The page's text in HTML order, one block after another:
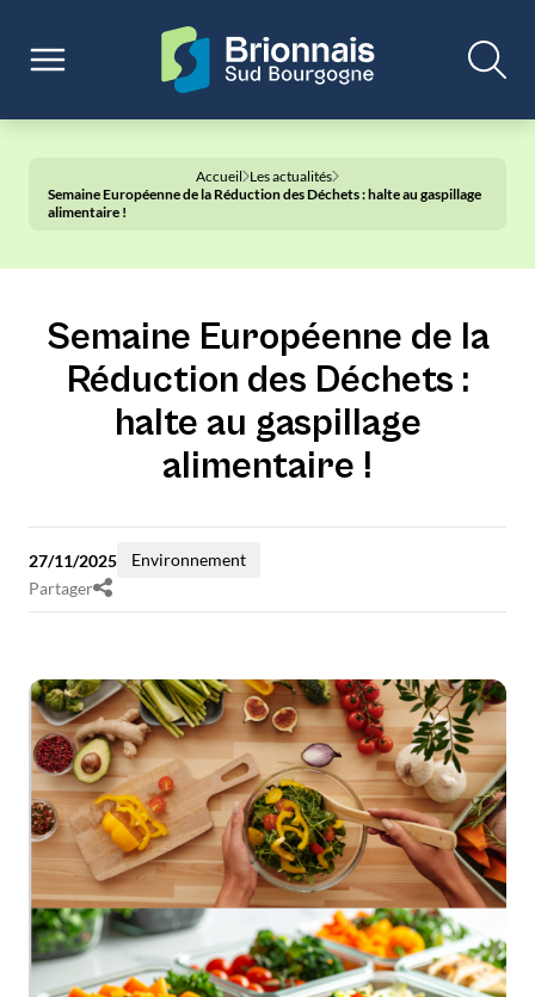
Accueil Les actualités
Semaine Européenne de la Réduction des Déchets : halte au gaspillage
alimentaire !
Semaine Européenne de la
Réduction des Déchets :
halte au gaspillage
alimentaire !
27/11/2025
Environnement
Partager